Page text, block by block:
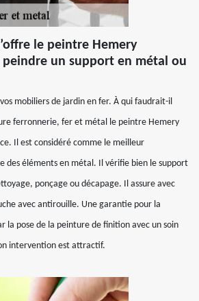
le peintre Hemery
un support en métal ou
mobiliers de jardin en fer. À qui faudrait-il
ferronnerie, fer et métal le peintre Hemery
Il est considéré comme le meilleur
des éléments en métal. Il vérifie bien le support
ponçage ou décapage. Il assure avec
avec antirouille. Une garantie pour la
la pose de la peinture de finition avec un soin
intervention est attractif.